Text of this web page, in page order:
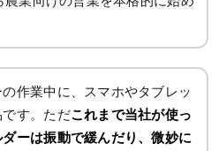
の作業中に、スマホやタブレッ
です。ただこれまで当社が使っ
ーは振動で緩んだり、微妙に